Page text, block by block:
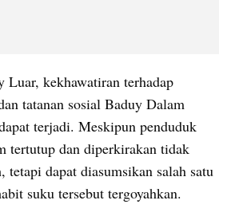
Luar, kekhawatiran terhadap
tatanan sosial Baduy Dalam
terjadi. Meskipun penduduk
tertutup dan diperkirakan tidak
tetapi dapat diasumsikan salah satu
suku tersebut tergoyahkan.